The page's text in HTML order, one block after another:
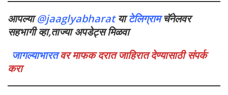
आपल्या@jaaglyabharatयाटेलिग्रामचॅनेलवर
सहभागी व्हा,ताज्या अपडेट्स मिळवा
जागल्याभारतवर माफक दरात जाहिरात देण्यासाठी संपर्क
करा